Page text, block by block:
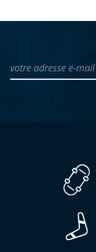
votre adresse e-mail